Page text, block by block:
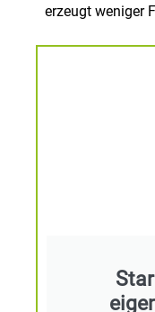
erzeugt weniger